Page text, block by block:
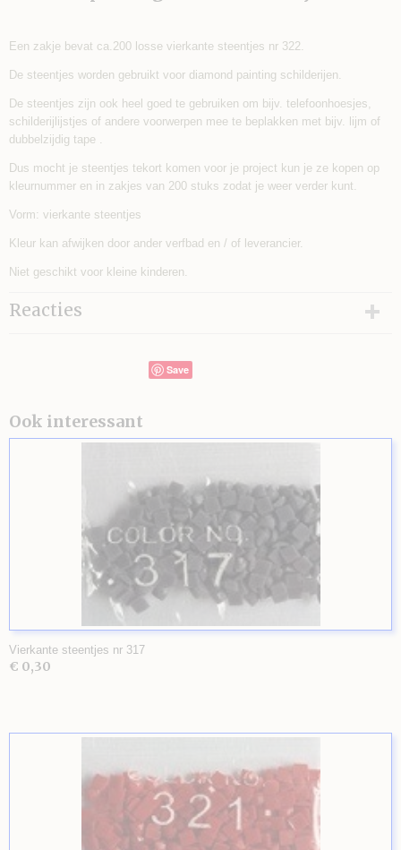
Een zakje bevat ca.200 losse vierkante steentjes nr 322.
De steentjes worden gebruikt voor diamond painting schilderijen.
De steentjes zijn ook heel goed te gebruiken om bijv. telefoonhoesjes,
schilderijlijstjes of andere voorwerpen mee te beplakken met bijv. lijm of
dubbelzijdig tape .
Dus mocht je steentjes tekort komen voor je project kun je ze kopen op
kleurnummer en in zakjes van 200 stuks zodat je weer verder kunt.
Vorm: vierkante steentjes
Kleur kan afwijken door ander verfbad en / of leverancier.
Niet geschikt voor kleine kinderen.
Reacties
Save
Ook interessant
Vierkante steentjes nr 317
€ 0,30